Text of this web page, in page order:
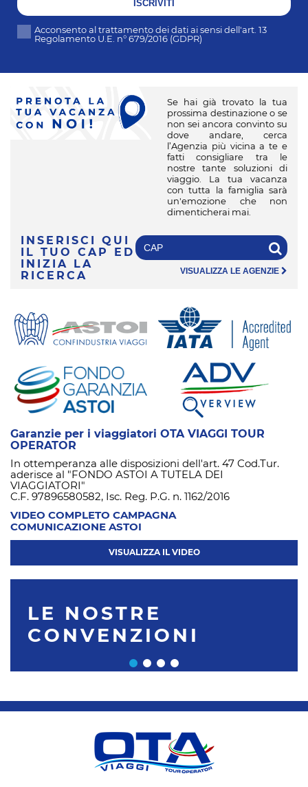
ISCRIVITI
Acconsento al trattamento dei dati ai sensi dell'art. 13
Regolamento U.E. n° 679/2016 (GDPR)
Se hai già trovato la tua
prossima destinazione o se
non sei ancora convinto su
dove andare, cerca
l’Agenzia più vicina a te e
fatti consigliare tra le
nostre tante soluzioni di
viaggio. La tua vacanza
con tutta la famiglia sarà
un'emozione che non
dimenticherai mai.
INSERISCI QUI
IL TUO CAP
ED
INIZIA LA
RICERCA
VISUALIZZA LE AGENZIE
Garanzie per i viaggiatori OTA VIAGGI TOUR
OPERATOR
In ottemperanza alle disposizioni dell'art. 47 Cod.Tur.
aderisce al "FONDO ASTOI A TUTELA DEI
VIAGGIATORI"
C.F. 97896580582, Isc. Reg. P.G. n. 1162/2016
VIDEO COMPLETO CAMPAGNA
COMUNICAZIONE ASTOI
VISUALIZZA IL VIDEO
LE NOSTRE
CONVENZIONI